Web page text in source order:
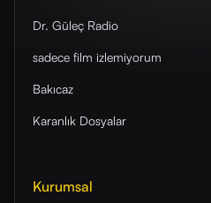
Dr. Güleç Radio
sadece film izlemiyorum
Bakıcaz
Karanlık Dosyalar
Kurumsal